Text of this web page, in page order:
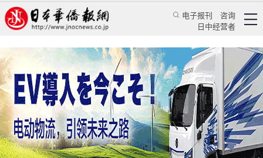
电子报刊
咨询
日中经营者
华人小故事之四：中国留学生从收口罩到送口罩
王琴 特辑 华文汇萃